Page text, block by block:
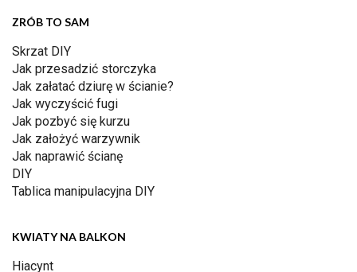
ZRÓB TO SAM
Skrzat DIY
Jak przesadzić storczyka
Jak załatać dziurę w ścianie?
Jak wyczyścić fugi
Jak pozbyć się kurzu
Jak założyć warzywnik
Jak naprawić ścianę
DIY
Tablica manipulacyjna DIY
KWIATY NA BALKON
Hiacynt